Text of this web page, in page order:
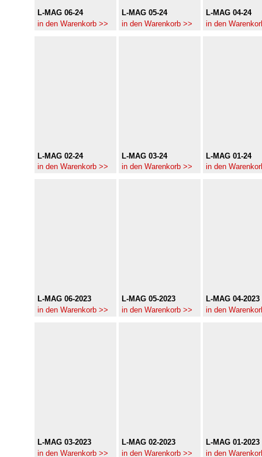
L-MAG 06-24
in den Warenkorb >>
L-MAG 05-24
in den Warenkorb >>
L-MAG 04-24
in den
L-MAG 02-24
in den Warenkorb >>
L-MAG 03-24
in den Warenkorb >>
L-MAG 01-24
in den
L-MAG 06-2023
in den Warenkorb >>
L-MAG 05-2023
in den Warenkorb >>
L-MAG 04-2023
in den
L-MAG 03-2023
in den Warenkorb >>
L-MAG 02-2023
in den Warenkorb >>
L-MAG 01-2023
in den